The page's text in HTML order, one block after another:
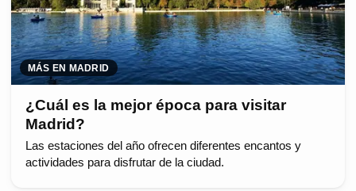
MÁS EN MADRID
¿Cuál es la mejor época para visitar
Madrid?
Las estaciones del año ofrecen diferentes encantos y
actividades para disfrutar de la ciudad.